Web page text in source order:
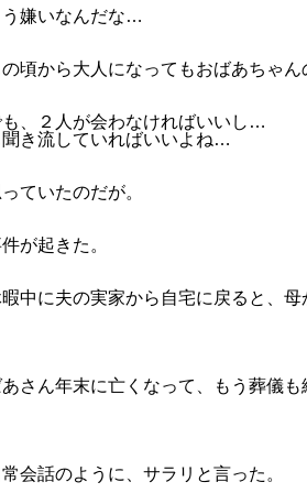
う嫌いなんだな…
頃から大人になってもおばあちゃ
も、２人が会わなければいいし…
聞き流していればいいよね…
ていたのだが。
が起きた。
中に夫の実家から自宅に戻ると、
あさん年末に亡くなって、もう葬儀も
会話のように、サラリと言った。